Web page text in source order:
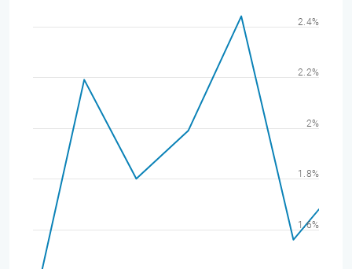
1.6%
1.8%
2%
2.2%
2.4%